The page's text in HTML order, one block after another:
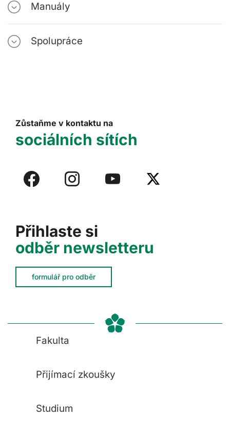
Manuály
Spolupráce
Přihlaste si
odběr newsletteru
formulář pro odběr
Zůstaňme v kontaktu na
sociálních sítích
Fakulta
Přijímací zkoušky
Studium